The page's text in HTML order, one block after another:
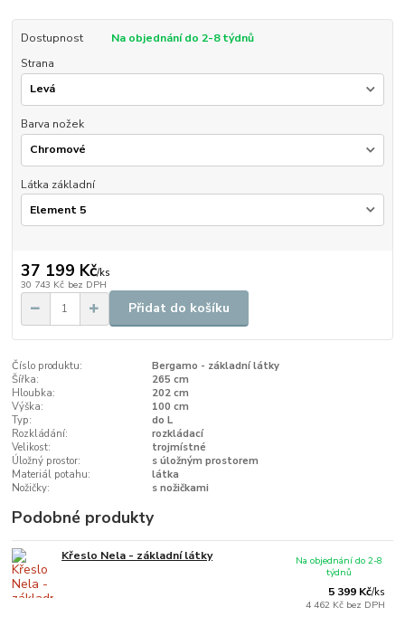
Dostupnost
Na objednání do 2-8 týdnů
Strana
Barva nožek
Látka základní
37 199 Kč/ks
30 743 Kč bez DPH
Přidat do košíku
Číslo produktu:
Bergamo - základní látky
Šířka:
265 cm
Hloubka:
202 cm
Výška:
100 cm
Typ:
do L
Rozkládání:
rozkládací
Velikost:
trojmístné
Úložný prostor:
s úložným prostorem
Materiál potahu:
látka
Nožičky:
s nožičkami
Podobné produkty
Křeslo Nela - základní látky
5 399 Kč/ks
4 462 Kč bez DPH
Na objednání do 2-8
týdnů